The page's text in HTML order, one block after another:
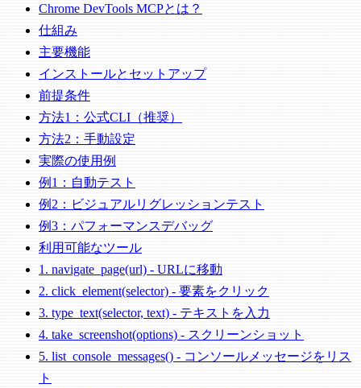
Chrome DevTools MCPとは？
仕組み
主要機能
インストールとセットアップ
前提条件
方法1：公式CLI（推奨）
方法2：手動設定
実際の使用例
例1：自動テスト
例2：ビジュアルリグレッションテスト
例3：パフォーマンスデバッグ
利用可能なツール
1. navigate_page(url) - URLに移動
2. click_element(selector) - 要素をクリック
3. type_text(selector, text) - テキストを入力
4. take_screenshot(options) - スクリーンショット
5. list_console_messages() - コンソールメッセージをリス
ト